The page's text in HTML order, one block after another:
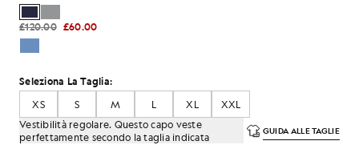
£120.00 £60.00
Seleziona La Taglia:
XS
S M L XL
XXL
Vestibilità regolare. Questo capo veste
perfettamente secondo la taglia indicata
GUIDA ALLE TAGLIE